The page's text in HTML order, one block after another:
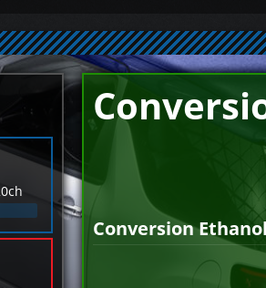
Conversion